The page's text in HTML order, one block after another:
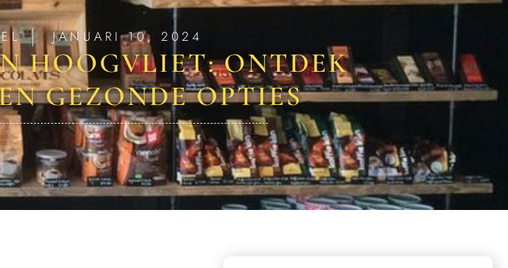
JANUARI 10, 2024
HOOGVLIET: ONTDEK
GEZONDE OPTIES